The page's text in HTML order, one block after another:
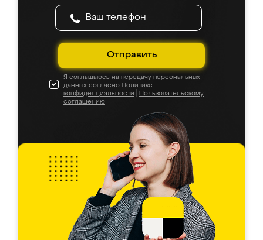
Отправить
Я соглашаюсь на передачу персональных
данных согласно Политике
конфиденциальности
Пользовательскому
соглашению